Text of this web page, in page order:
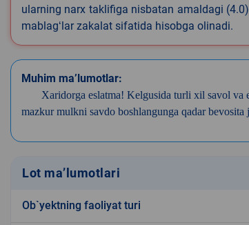
ularning narx taklifiga nisbatan amaldagi
mablagʻlar zakalat sifatida hisobga olinadi.
Muhim ma’lumotlar:
Xaridorga eslatma! Kelgusida turli xil savol va
mazkur mulkni savdo boshlangunga qadar
Lot ma’lumotlari
Ob`yektning faoliyat turi